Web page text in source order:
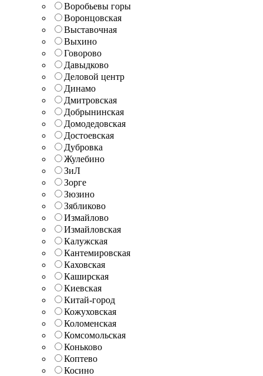
Воробьевы горы
Воронцовская
Выставочная
Выхино
Говорово
Давыдково
Деловой центр
Динамо
Дмитровская
Добрынинская
Домодедовская
Достоевская
Дубровка
Жулебино
ЗиЛ
Зорге
Зюзино
Зябликово
Измайлово
Измайловская
Калужская
Кантемировская
Каховская
Каширская
Киевская
Китай-город
Кожуховская
Коломенская
Комсомольская
Коньково
Коптево
Косино